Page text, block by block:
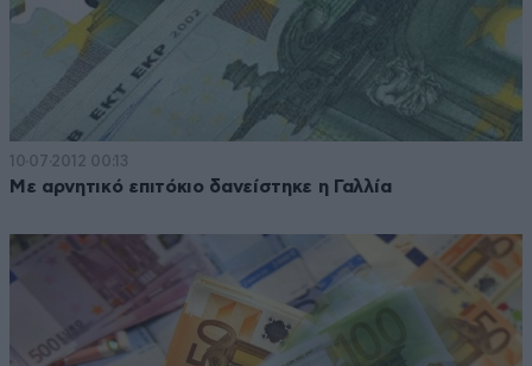
10·07·2012 00:13
Με αρνητικό επιτόκιο δανείστηκε η Γαλλία